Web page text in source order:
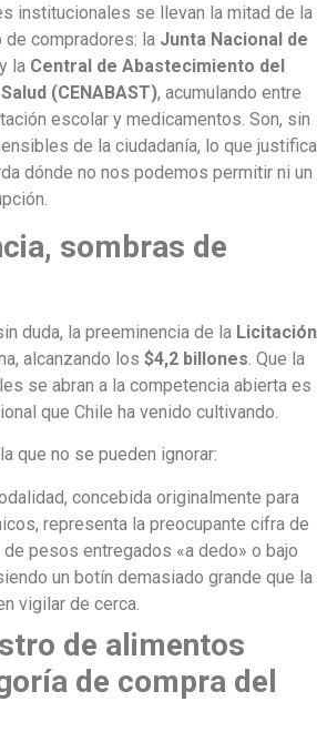
institucionales se llevan la mitad de la
compradores: la Junta Nacional de
y la Central de Abastecimiento del
(CENABAST), acumulando entre
escolar y medicamentos. Son, sin
de la ciudadanía, lo que justifica
dónde no nos podemos permitir ni un
sombras de
duda, la preeminencia de la Licitación
alcanzando los $4,2 billones. Que la
se abran a la competencia abierta es
que Chile ha venido cultivando.
que no se pueden ignorar:
concebida originalmente para
representa la preocupante cifra de
de pesos entregados «a dedo» o bajo
un botín demasiado grande que la
vigilar de cerca.
de alimentos
de compra del